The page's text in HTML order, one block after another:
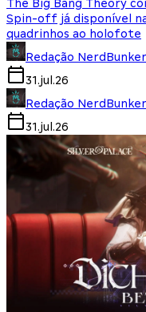
The Big Bang Theory
Spin-off já disponível
quadrinhos ao holofote
Redação NerdBunker
31.jul.26
Redação NerdBunker
31.jul.26